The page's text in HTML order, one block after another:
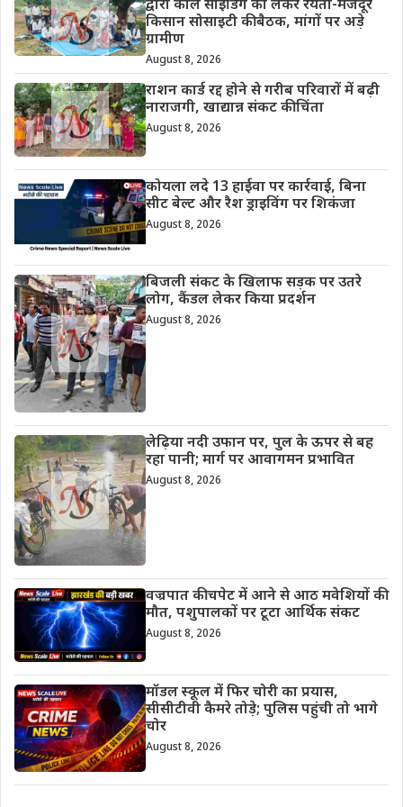
द्वारी कोल साइडिंग को लेकर रैयतों-मजदूर
किसान सोसाइटी की बैठक, मांगों पर अड़े
ग्रामीण
August 8, 2026
राशन कार्ड रद्द होने से गरीब परिवारों में बढ़ी
नाराजगी, खाद्यान्न संकट की चिंता
August 8, 2026
कोयला लदे 13 हाईवा पर कार्रवाई, बिना
सीट बेल्ट और रैश ड्राइविंग पर शिकंजा
August 8, 2026
बिजली संकट के खिलाफ सड़क पर उतरे
लोग, कैंडल लेकर किया प्रदर्शन
August 8, 2026
लेढ़िया नदी उफान पर, पुल के ऊपर से बह
रहा पानी; मार्ग पर आवागमन प्रभावित
August 8, 2026
वज्रपात की चपेट में आने से आठ मवेशियों की
मौत, पशुपालकों पर टूटा आर्थिक संकट
August 8, 2026
मॉडल स्कूल में फिर चोरी का प्रयास,
सीसीटीवी कैमरे तोड़े; पुलिस पहुंची तो भागे
चोर
August 8, 2026